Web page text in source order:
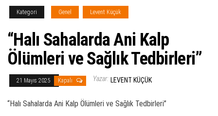
Kategori Genel Levent Küçük
“Halı Sahalarda Ani Kalp
Ölümleri ve Sağlık Tedbirleri”
21 Mayıs 2025 Kapalı Yazar: LEVENT KÜÇÜK
“Halı Sahalarda Ani Kalp Ölümleri ve Sağlık Tedbirleri”